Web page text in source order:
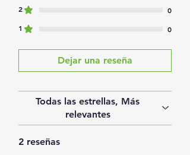
2
0
1
0
Dejar una reseña
Todas las estrellas, Más
relevantes
2 reseñas